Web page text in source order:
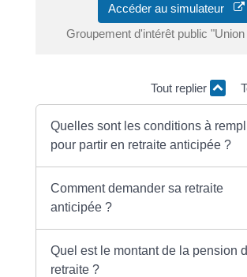
Accéder au simulateur
Groupement d'intérêt public
Tout replier
Quelles sont les conditions à
pour partir en retraite anticipée ?
Comment demander sa retraite
anticipée ?
Quel est le montant de la pension
retraite ?